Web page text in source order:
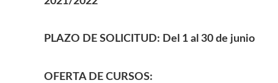
PLAZO DE SOLICITUD: Del 1 al 30 de junio
OFERTA DE CURSOS: